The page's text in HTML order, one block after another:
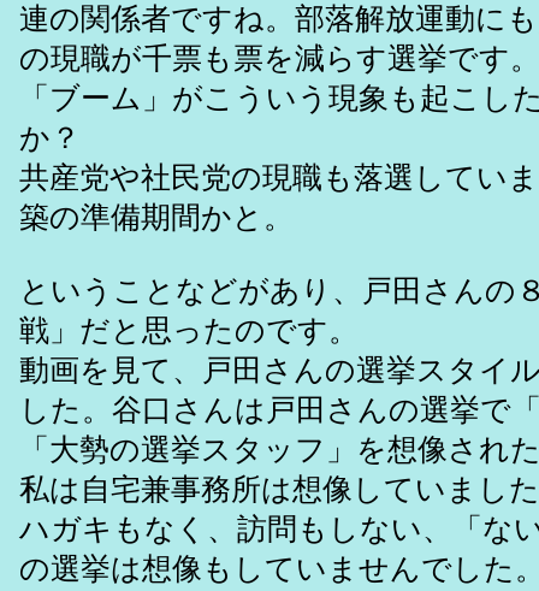
連の関係者ですね。部落解放運動に
の現職が千票も票を減らす選挙です
「ブーム」がこういう現象も起こし
か？
共産党や社民党の現職も落選してい
築の準備期間かと。
ということなどがあり、戸田さんの
戦」だと思ったのです。
動画を見て、戸田さんの選挙スタイ
した。谷口さんは戸田さんの選挙で
「大勢の選挙スタッフ」を想像され
私は自宅兼事務所は想像していまし
ハガキもなく、訪問もしない、「な
の選挙は想像もしていませんでした